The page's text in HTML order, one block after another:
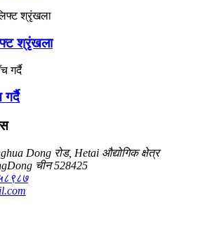
श्रृंखला
Dong रोड, Hetai औद्योगिक क्षेत्र
चीन 528425